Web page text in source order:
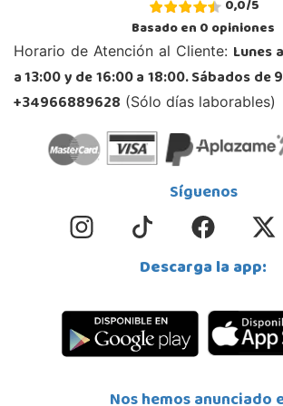
Avda. Roma S/N
23740, Andújar
953 505 004
Localizar Tienda
Juguetilandia Armilla
Carretera Armilla 29, Urb. Porcegram, 2
POCAS UNIDADES
Vizcaya
0,0/5
Basado en0opiniones
Horario de Atención al Cliente: Lunes
a 13:00 y de 16:00 a 18:00. Sábados de
+34966889628 (Sólo días laborables)
Síguenos
Descarga la app: